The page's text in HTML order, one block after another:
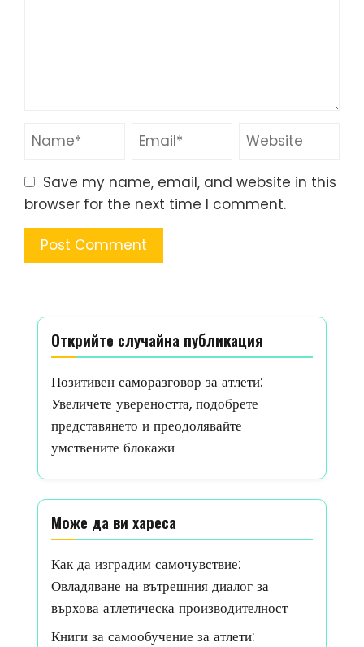
Save my name, email, and website in this
browser for the next time I comment.
Открийте случайна публикация
Позитивен саморазговор за атлети:
Увеличете увереността, подобрете
представянето и преодолявайте
умствените блокажи
Може да ви хареса
Как да изградим самочувствие:
Овладяване на вътрешния диалог за
върхова атлетическа производителност
Книги за самообучение за атлети: